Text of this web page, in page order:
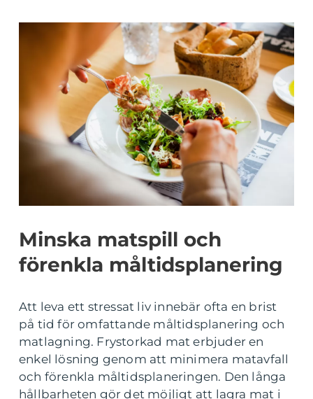
Minska matspill och
förenkla måltidsplanering
Att leva ett stressat liv innebär ofta en brist
på tid för omfattande måltidsplanering och
matlagning. Frystorkad mat erbjuder en
enkel lösning genom att minimera matavfall
och förenkla måltidsplaneringen. Den långa
hållbarheten gör det möjligt att lagra mat i